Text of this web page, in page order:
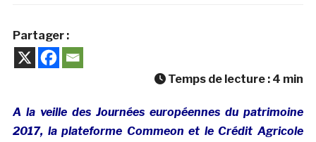
Partager :
Temps de lecture : 4 min
A la veille des Journées européennes du patrimoine
2017, la plateforme Commeon et le Crédit Agricole